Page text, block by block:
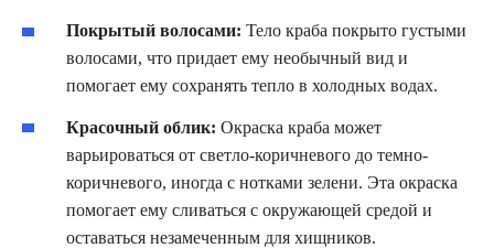
Покрытый волосами: Тело краба покрыто густыми
волосами, что придает ему необычный вид и
помогает ему сохранять тепло в холодных водах.
Красочный облик: Окраска краба может
варьироваться от светло-коричневого до темно-
коричневого, иногда с нотками зелени. Эта окраска
помогает ему сливаться с окружающей средой и
оставаться незамеченным для хищников.